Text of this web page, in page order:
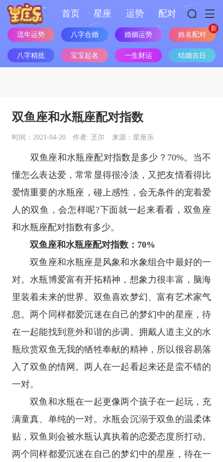
首页 星座 运势 配对
流年运势 八字合婚 婚姻运势 姓名配对
八字精批 宝宝起名 一生财运 结婚吉日
双鱼座和水瓶座配对指数
时间：2021-04-20 作者: 玊尔 来源：星座乐
双鱼座和水瓶座配对指数是多少？70%。当不
懂怎么表达爱，常常显得很冷淡，又把友情看得比
爱情重要的水瓶座 ，碰上感性，会无条件的宠着爱
人的双鱼，会怎样呢?下面就一起来看看， 双鱼座
和水瓶座配对指数有多少。
双鱼座和水瓶座配对指数：70%
双鱼座和水瓶座是风象和水象组合中最好的一
对。水瓶博爱富有开拓精神，想象力很丰富，脑海
里装着未来的世界。双鱼喜欢梦幻、富有艺术家气
息。两个同样都爱沉迷在自己的梦幻中的星座 ，待
在一起能找到意外和谐的步调。拥戴人道主义的水
瓶欣赏双鱼无我的牺牲奉献的精神，所以很容易落
入了双鱼的情网。两人在一起看起来还是蛮不错的
一对。
双鱼和水瓶在一起更像两个孩子在一起玩，充
满童真、单纯的一对。水瓶会沉溺于双鱼的温柔体
贴，双鱼则会被水瓶认真执着的恋爱态度所打动。
两个同样都爱沉迷在自己的梦幻中的星座 ，待在一